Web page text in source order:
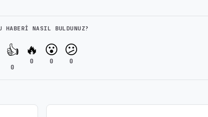
HABERI NASIL BULDUNUZ?
👍
0
🔥
0
😮
0
😕
0